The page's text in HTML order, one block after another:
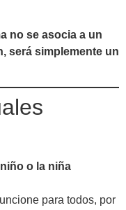
no se asocia a un
será simplemente un
o la niña
para todos, por